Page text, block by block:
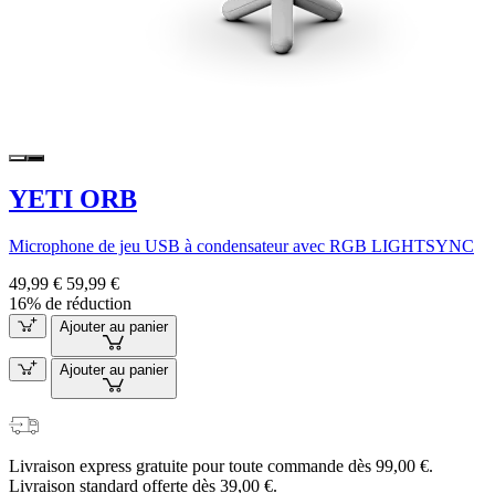
YETI ORB
Microphone de jeu USB à condensateur avec RGB LIGHTSYNC
49,99 € 59,99 €
16% de réduction
Ajouter au panier
Ajouter au panier
Livraison express gratuite pour toute commande dès 99,00 €.
Livraison standard offerte dès 39,00 €.